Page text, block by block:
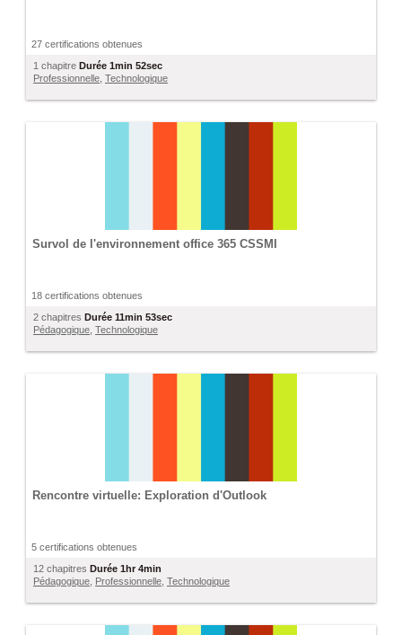
27 certifications obtenues
1 chapitre Durée 1min 52sec
Professionnelle Technologique
Survol de l'environnement office 365 CSSMI
18 certifications obtenues
2 chapitres Durée 11min 53sec
Pédagogique Technologique
Rencontre virtuelle: Exploration d'Outlook
5 certifications obtenues
12 chapitres Durée 1hr 4min
Pédagogique Professionnelle Technologique